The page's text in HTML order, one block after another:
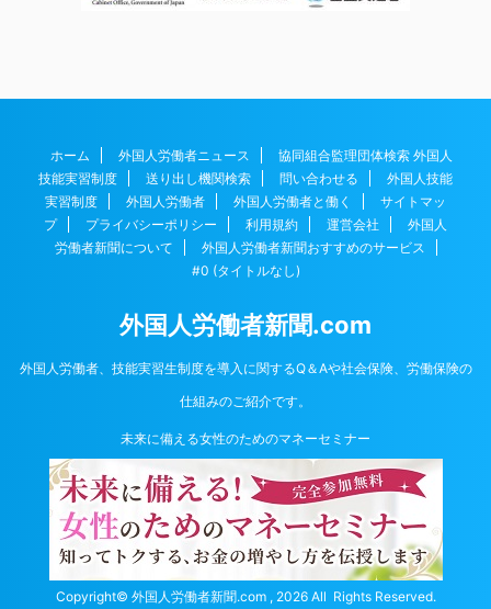
ホーム 外国人労働者ニュース
協同組合監理団体検索 外国人
技能実習制度
送り出し機関検索 問い合わせる
外国人技能
実習制度
外国人労働者 外国人労働者と働く
サイトマッ
プ
プライバシーポリシー 利用規約 運営会社
外国人
労働者新聞について
外国人労働者新聞おすすめのサービス
#0 (タイトルなし)
外国人労働者新聞.com
外国人労働者、技能実習生制度を導入に関するQ＆Aや社会保険、労働保険の
仕組みのご紹介です。
未来に備える女性のためのマネーセミナー
Copyright© 外国人労働者新聞.com , 2026 All Rights Reserved.